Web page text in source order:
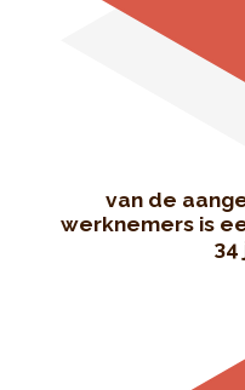
van de
werknemers is
34